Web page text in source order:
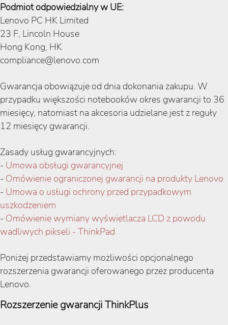
Podmiot odpowiedzialny w UE:
Lenovo PC HK Limited
23 F, Lincoln House
Hong Kong, HK
compliance@lenovo.com
Gwarancja obowiązuje od dnia dokonania zakupu. W
przypadku większości notebooków okres gwarancji to 36
miesięcy, natomiast na akcesoria udzielane jest z reguły
12 miesięcy gwarancji.
Zasady usług gwarancyjnych:
- Umowa obsługi gwarancyjnej
- Omówienie ograniczonej gwarancji na produkty Lenovo
- Umowa o usługi ochrony przed przypadkowym
uszkodzeniem
- Omówienie wymiany wyświetlacza LCD z powodu
wadliwych pikseli - ThinkPad
Poniżej przedstawiamy możliwości opcjonalnego
rozszerzenia gwarancji oferowanego przez producenta
Lenovo.
Rozszerzenie gwarancji ThinkPlus